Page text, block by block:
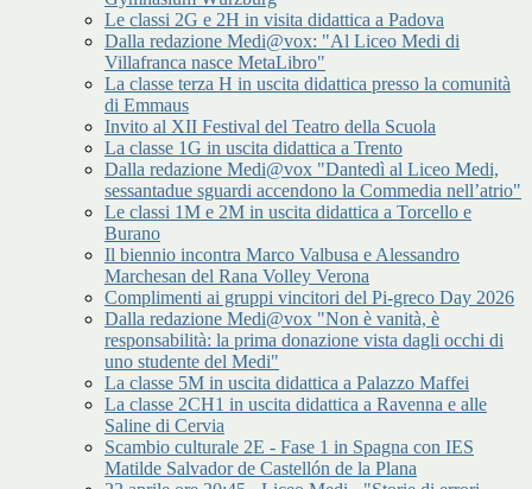
Le classi 2G e 2H in visita didattica a Padova
Dalla redazione Medi@vox: "Al Liceo Medi di
Villafranca nasce MetaLibro"
La classe terza H in uscita didattica presso la comunità
di Emmaus
Invito al XII Festival del Teatro della Scuola
La classe 1G in uscita didattica a Trento
Dalla redazione Medi@vox "Dantedì al Liceo Medi,
sessantadue sguardi accendono la Commedia nell’atrio"
Le classi 1M e 2M in uscita didattica a Torcello e
Burano
Il biennio incontra Marco Valbusa e Alessandro
Marchesan del Rana Volley Verona
Complimenti ai gruppi vincitori del Pi-greco Day 2026
Dalla redazione Medi@vox "Non è vanità, è
responsabilità: la prima donazione vista dagli occhi di
uno studente del Medi"
La classe 5M in uscita didattica a Palazzo Maffei
La classe 2CH1 in uscita didattica a Ravenna e alle
Saline di Cervia
Scambio culturale 2E - Fase 1 in Spagna con IES
Matilde Salvador de Castellón de la Plana